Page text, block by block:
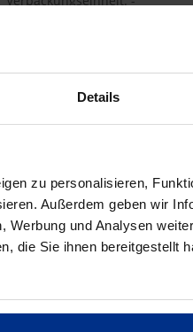
Details
zu personalisieren,
Außerdem geben wir
und Analysen
die Sie ihnen bereitgestellt
HW-4340/100/65LE3
pro 1 Stück (exkl. Mwst.)